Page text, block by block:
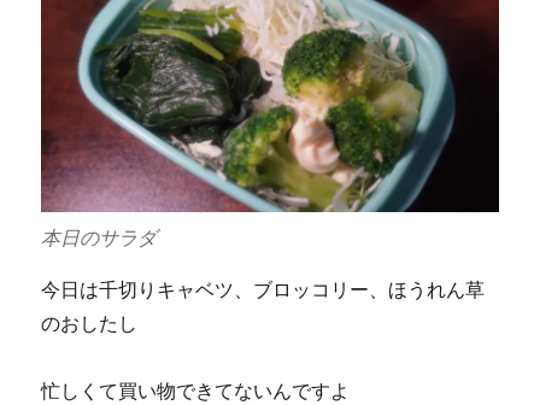
本日のサラダ
今日は千切りキャベツ、ブロッコリー、ほうれん草
のおしたし
忙しくて買い物できてないんですよ